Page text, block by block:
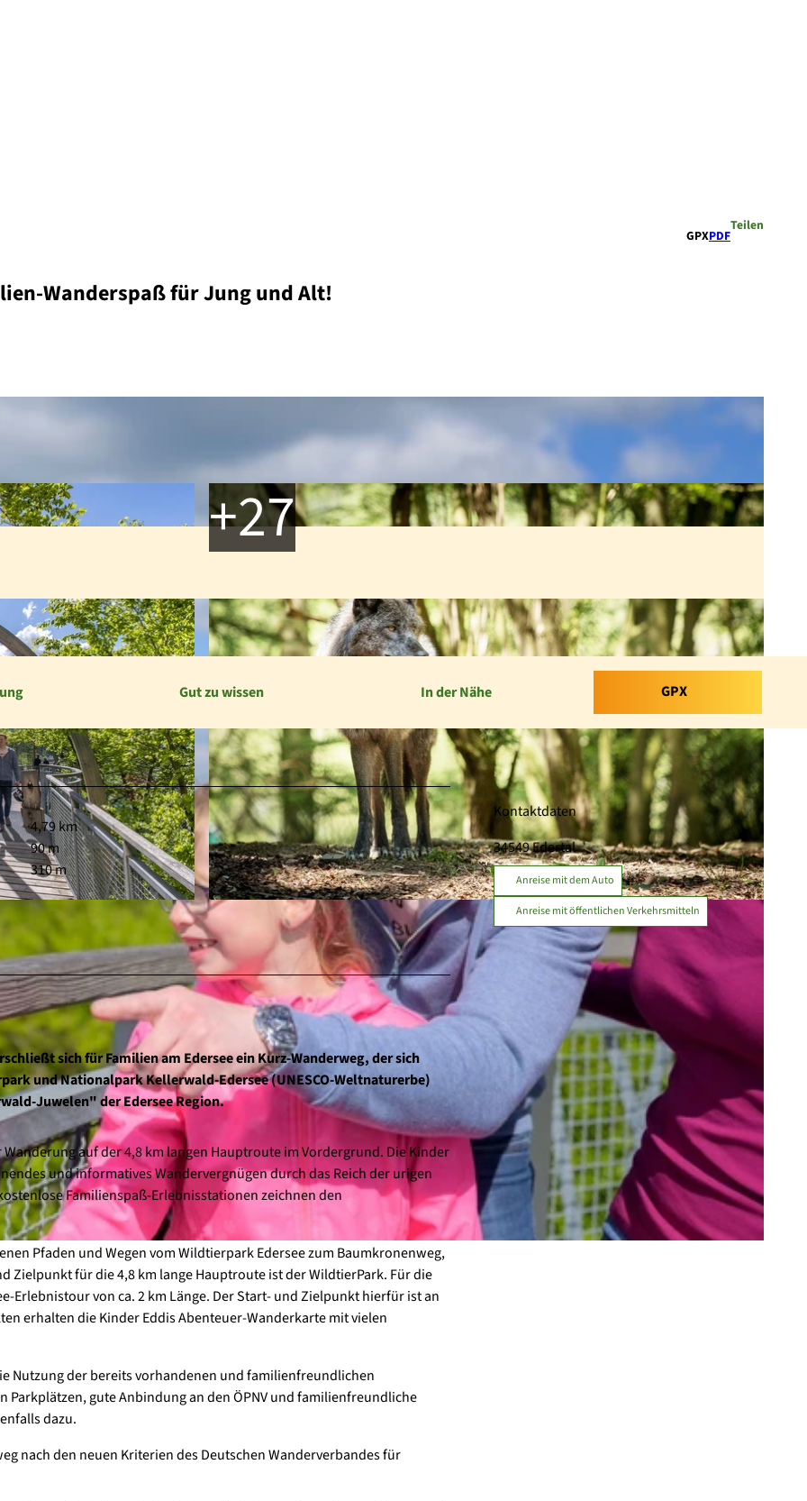
GPXPDF
Teilen
Wanderspaß für Jung und Alt!
© Heinrich Kowalski, Edersee | Deine Region: wild, bunt, gesund. |CC-BY-SA
Gut zu wissen In der Nähe GPX
4,79 km
90 m
310 m
sich für Familien am Edersee ein Kurz-Wanderweg, der sich
und Nationalpark Kellerwald-Edersee (UNESCO-Weltnaturerbe)
Juwelen" der Edersee Region.
auf der 4,8 km langen Hauptroute im Vordergrund. Die Kinder
und informatives Wandervergnügen durch das Reich der urigen
Familienspaß-Erlebnisstationen zeichnen den
Pfaden und Wegen vom Wildtierpark Edersee zum Baumkronenweg,
Zielpunkt für die 4,8 km lange Hauptroute ist der WildtierPark. Für die
Erlebnistour von ca. 2 km Länge. Der Start- und Zielpunkt hierfür ist an
erhalten die Kinder Eddis Abenteuer-Wanderkarte mit vielen
Nutzung der bereits vorhandenen und familienfreundlichen
gute Anbindung an den ÖPNV und familienfreundliche
dazu.
nach den neuen Kriterien des Deutschen Wanderverbandes für
Kontaktdaten
34549Edertal
Anreise mit dem Auto
Anreise mit öffentlichen Verkehrsmitteln